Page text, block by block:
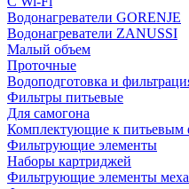
Водонагреватели GORENJE
Водонагреватели ZANUSSI
Малый объем
Проточные
Водоподготовка и
Фильтры питьевые
Для самогона
Комплектующие к питьевым
Фильтрующие элементы
Наборы картриджей
Фильтрующие элементы